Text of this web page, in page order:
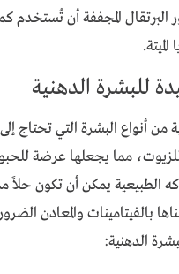
البرتقال المجففة أن تُستخدم
الميتة.
للبشرة الدهنية
من أنواع البشرة التي تحتاج
للزيوت، مما يجعلها عرضة
الطبيعية يمكن أن تكون حلاً
بالفيتامينات والمعادن
الدهنية: